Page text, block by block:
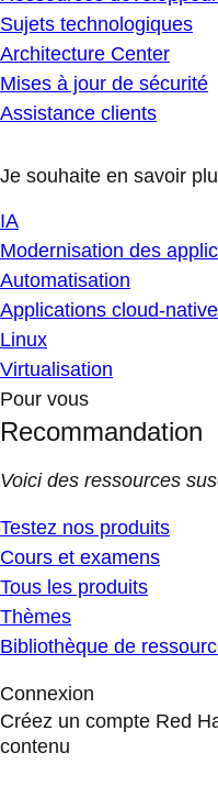
Sujets technologiques
Architecture Center
Mises à jour de sécurité
Assistance clients
Je souhaite en savoir
IA
Modernisation des
Automatisation
Applications cloud-native
Linux
Virtualisation
Pour vous
Recommandation
Voici des ressources
Testez nos produits
Cours et examens
Tous les produits
Thèmes
Bibliothèque de
Connexion
Créez un compte Red
contenu